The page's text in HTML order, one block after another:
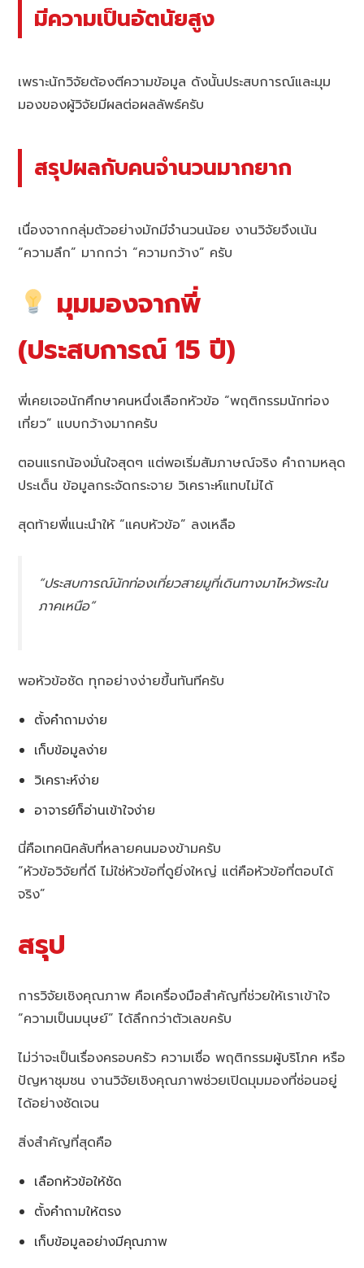
มีความเป็นอัตนัยสูง
เพราะนักวิจัยต้องตีความข้อมูล ดังนั้นประสบการณ์และมุม
มองของผู้วิจัยมีผลต่อผลลัพธ์ครับ
สรุปผลกับคนจำนวนมากยาก
เนื่องจากกลุ่มตัวอย่างมักมีจำนวนน้อย งานวิจัยจึงเน้น
“ความลึก” มากกว่า “ความกว้าง” ครับ
มุมมองจากพี่
(ประสบการณ์ 15 ปี)
พี่เคยเจอนักศึกษาคนหนึ่งเลือกหัวข้อ “พฤติกรรมนักท่อง
เที่ยว” แบบกว้างมากครับ
ตอนแรกน้องมั่นใจสุดๆ แต่พอเริ่มสัมภาษณ์จริง คำถามหลุด
ประเด็น ข้อมูลกระจัดกระจาย วิเคราะห์แทบไม่ได้
สุดท้ายพี่แนะนำให้ “แคบหัวข้อ” ลงเหลือ
“ประสบการณ์นักท่องเที่ยวสายมูที่เดินทางมาไหว้พระใน
ภาคเหนือ”
พอหัวข้อชัด ทุกอย่างง่ายขึ้นทันทีครับ
ตั้งคำถามง่าย
เก็บข้อมูลง่าย
วิเคราะห์ง่าย
อาจารย์ก็อ่านเข้าใจง่าย
นี่คือเทคนิคลับที่หลายคนมองข้ามครับ
“หัวข้อวิจัยที่ดี ไม่ใช่หัวข้อที่ดูยิ่งใหญ่ แต่คือหัวข้อที่ตอบได้
จริง”
สรุป
การวิจัยเชิงคุณภาพ คือเครื่องมือสำคัญที่ช่วยให้เราเข้าใจ
“ความเป็นมนุษย์” ได้ลึกกว่าตัวเลขครับ
ไม่ว่าจะเป็นเรื่องครอบครัว ความเชื่อ พฤติกรรมผู้บริโภค หรือ
ปัญหาชุมชน งานวิจัยเชิงคุณภาพช่วยเปิดมุมมองที่ซ่อนอยู่
ได้อย่างชัดเจน
สิ่งสำคัญที่สุดคือ
เลือกหัวข้อให้ชัด
ตั้งคำถามให้ตรง
เก็บข้อมูลอย่างมีคุณภาพ